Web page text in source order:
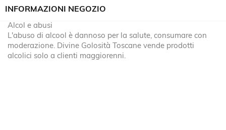
INFORMAZIONI NEGOZIO
Alcol e abusi
L'abuso di alcool è dannoso per la salute, consumare con
moderazione. Divine Golosità Toscane vende prodotti
alcolici solo a clienti maggiorenni.